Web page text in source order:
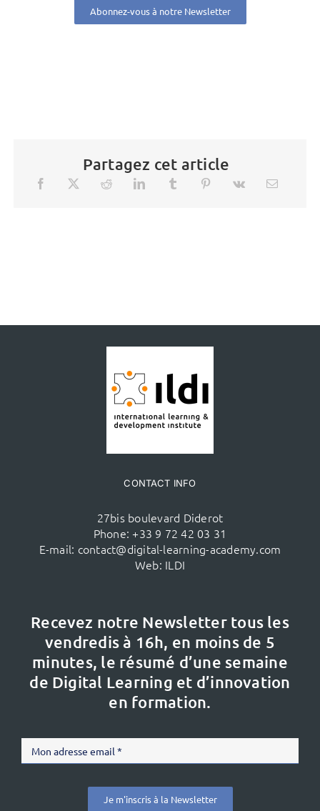
Abonnez-vous à notre Newsletter
Partagez cet article
CONTACT INFO
27bis boulevard Diderot
Phone: +33 9 72 42 03 31
E-mail: contact@digital-learning-academy.com
Web: ILDI
Recevez notre Newsletter tous les
vendredis à 16h, en moins de 5
minutes, le résumé d’une semaine
de Digital Learning et d’innovation
en formation.
Je m'inscris à la Newsletter